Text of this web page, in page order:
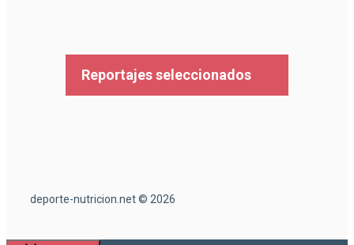
Reportajes seleccionados
deporte-nutricion.net © 2026